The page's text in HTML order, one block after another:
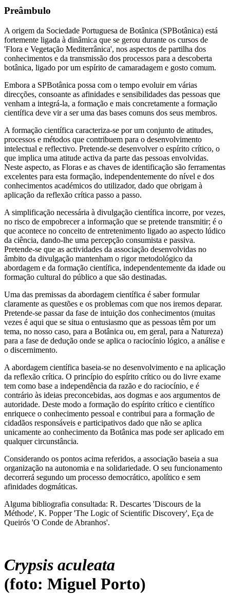
Preâmbulo
A origem da Sociedade Portuguesa de Botânica (SPBotânica) está
fortemente ligada à dinâmica que se gerou durante os cursos de
'Flora e Vegetação Mediterrânica', nos aspectos de partilha dos
conhecimentos e da transmissão dos processos para a descoberta
botânica, ligado por um espírito de camaradagem e gosto comum.
Embora a SPBotânica possa com o tempo evoluir em várias
direcções, consoante as afinidades e sensibilidades das pessoas que
venham a integrá-la, a formação e mais concretamente a formação
científica deve vir a ser uma das bases comuns dos seus membros.
A formação científica caracteriza-se por um conjunto de atitudes,
processos e métodos que contribuem para o desenvolvimento
intelectual e reflectivo. Pretende-se desenvolver o espírito crítico, o
que implica uma atitude activa da parte das pessoas envolvidas.
Neste aspecto, as Floras e as chaves de identificação são ferramentas
excelentes para esta formação, independentemente do nível e dos
conhecimentos académicos do utilizador, dado que obrigam à
aplicação da reflexão crítica passo a passo.
A simplificação necessária à divulgação científica incorre, por vezes,
no risco de empobrecer a informação que se pretende transmitir; é o
que acontece no conceito de entretenimento ligado ao aspecto lúdico
da ciência, dando-lhe uma percepção consumista e passiva.
Pretende-se que as actividades da associação desenvolvidas no
âmbito da divulgação mantenham o rigor metodológico da
abordagem e da formação científica, independentemente da idade ou
formação cultural do público a que são destinadas.
Uma das premissas da abordagem científica é saber formular
claramente as questões e os problemas com que nos iremos deparar.
Pretende-se passar da fase de intuição dos conhecimentos (muitas
vezes é aqui que se situa o entusiasmo que as pessoas têm por um
tema, no nosso caso, para a Botânica ou, em geral, para a Natureza)
para a fase de dedução onde se aplica o raciocínio lógico, a análise e
o discernimento.
A abordagem científica baseia-se no desenvolvimento e na aplicação
da reflexão crítica. O princípio do espírito crítico ou do livre exame
tem como base a independência da razão e do raciocínio, e é
contrário às ideias preconcebidas, aos dogmas e aos argumentos de
autoridade. Deste modo a formação do espírito crítico e científico
enriquece o conhecimento pessoal e contribui para a formação de
cidadãos responsáveis e participativos dado que não se aplica
unicamente ao conhecimento da Botânica mas pode ser aplicado em
qualquer circunstância.
Considerando os pontos acima referidos, a associação baseia a sua
organização na autonomia e na solidariedade. O seu funcionamento
decorrerá segundo um processo democrático, apolítico e sem
afinidades dogmáticas.
Alguma bibliografia consultada: R. Descartes 'Discours de la
Méthode', K. Popper 'The Logic of Scientific Discovery', Eça de
Queirós 'O Conde de Abranhos'.
Crypsis aculeata
(foto: Miguel Porto)